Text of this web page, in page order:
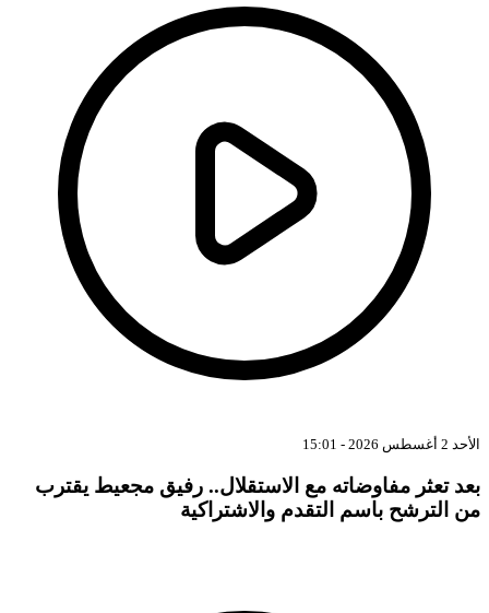
الأحد 2 أغسطس 2026 - 15:01
بعد تعثر مفاوضاته مع الاستقلال.. رفيق مجعيط يقترب
من الترشح باسم التقدم والاشتراكية